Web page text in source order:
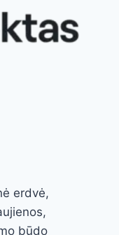
erdvė,
būdo